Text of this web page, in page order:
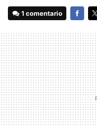
1 comentario